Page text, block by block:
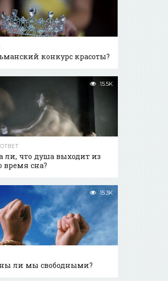
конкурс красоты?
15.5K
ли, что душа выходит из
время сна?
15.3K
ли мы свободными?